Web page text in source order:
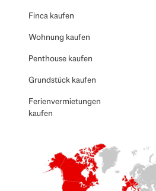
Finca kaufen
Wohnung kaufen
Penthouse kaufen
Grundstück kaufen
Ferienvermietungen
kaufen